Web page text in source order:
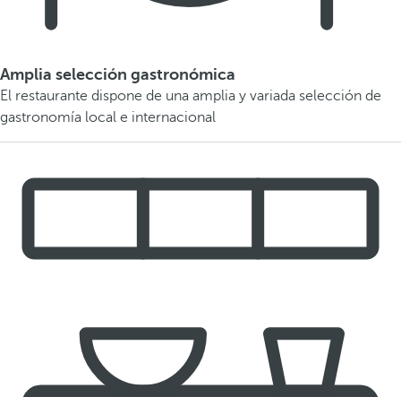
Amplia selección gastronómica
El restaurante dispone de una amplia y variada selección de
gastronomía local e internacional